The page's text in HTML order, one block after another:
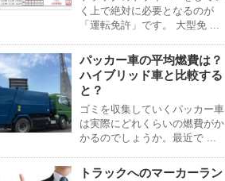
く上で絶対に必要となるのが
「運転免許」です。 大型免 ...
パッカー車の平均燃費は？
ハイブリッド車と比較する
と？
ゴミを収集していくパッカー車
は実際にどれくらいの燃費がか
かるのでしょうか。最近で ...
トラックへのマーカーラン